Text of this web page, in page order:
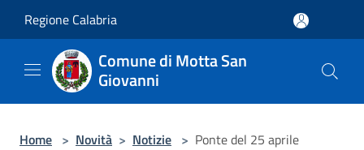
Regione Calabria
Comune di Motta San
Giovanni
Home > Novità > Notizie > Ponte del 25 aprile